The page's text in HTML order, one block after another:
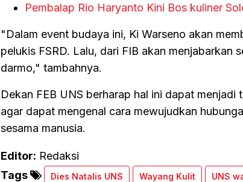
Pembalap Rio Haryanto Kini Bos kuliner
"Dalam event budaya ini, Ki Warseno akan
pelukis FSRD. Lalu, dari FIB akan menjabarkan
darmo," tambahnya.
Dekan FEB UNS berharap hal ini dapat
agar dapat mengenal cara mewujudkan
sesama manusia.
Editor: Redaksi
Tags
Dies Natalis UNS Wayang Kulit UNS